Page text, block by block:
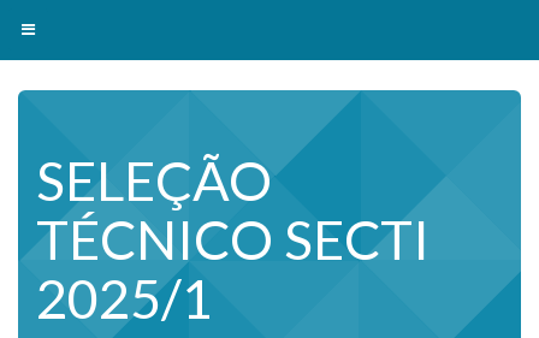
Toggle navigation
SELEÇÃO
TÉCNICO SECTI
2025/1